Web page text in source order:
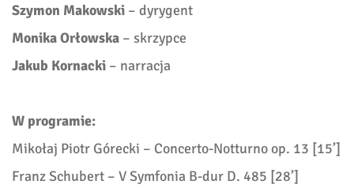
Szymon Makowski – dyrygent
Monika Orłowska – skrzypce
Jakub Kornacki – narracja
W programie:
Mikołaj Piotr Górecki – Concerto-Notturno op. 13 [15’]
Franz Schubert – V Symfonia B-dur D. 485 [28’]